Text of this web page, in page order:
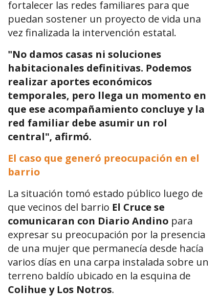
fortalecer las redes familiares para que
puedan sostener un proyecto de vida una
vez finalizada la intervención estatal.
"No damos casas ni soluciones
habitacionales definitivas. Podemos
realizar aportes económicos
temporales, pero llega un momento en
que ese acompañamiento concluye y la
red familiar debe asumir un rol
central", afirmó.
El caso que generó preocupación en el
barrio
La situación tomó estado público luego de
que vecinos del barrio El Cruce se
comunicaran con Diario Andino para
expresar su preocupación por la presencia
de una mujer que permanecía desde hacía
varios días en una carpa instalada sobre un
terreno baldío ubicado en la esquina de
Colihue y Los Notros.